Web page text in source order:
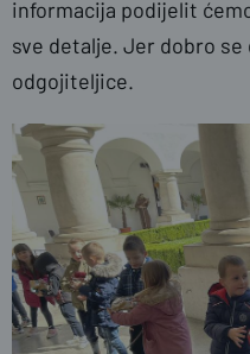
informacija podijelit
sve detalje. Jer dobro
odgojiteljice.